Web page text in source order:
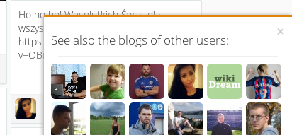
×
See also the blogs of other users:
Ho ho ho! Wesolutkich Świąt dla
wszystkich!
https://www.youtube.com/watch?
v=OBmSO1cQPNQ...
12 years ago
8 10